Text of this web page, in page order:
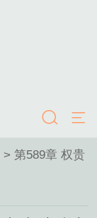
> 第589章 权贵